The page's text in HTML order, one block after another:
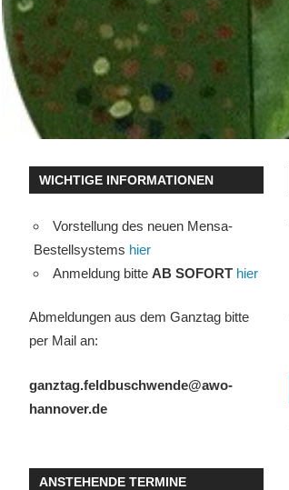
WICHTIGE INFORMATIONEN
Vorstellung des neuen Mensa-
Bestellsystems hier
Anmeldung bitte AB SOFORT hier
Abmeldungen aus dem Ganztag bitte
per Mail an:
ganztag.feldbuschwende@awo-
hannover.de
ANSTEHENDE TERMINE